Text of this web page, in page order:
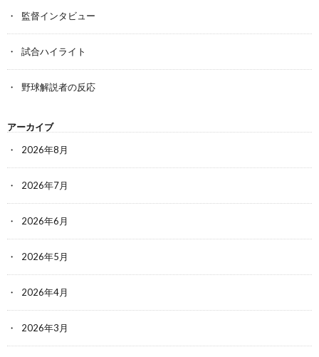
監督インタビュー
試合ハイライト
野球解説者の反応
アーカイブ
2026年8月
2026年7月
2026年6月
2026年5月
2026年4月
2026年3月